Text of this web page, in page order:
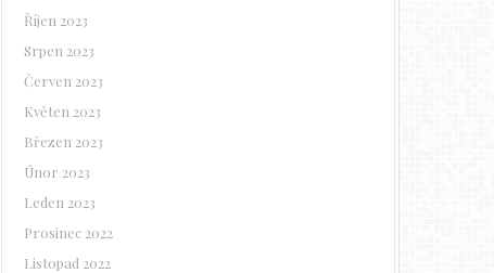
Říjen 2023
Srpen 2023
Červen 2023
Květen 2023
Březen 2023
Únor 2023
Leden 2023
Prosinec 2022
Listopad 2022